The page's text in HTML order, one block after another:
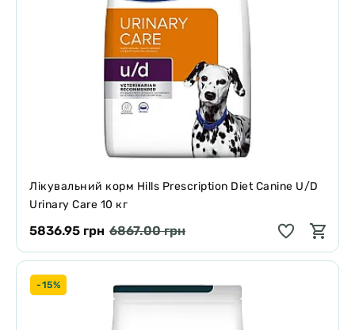
Лікувальний корм Hills Prescription Diet Canine U/D
Urinary Care 10 кг
5836.95 грн 6867.00 грн
-15%